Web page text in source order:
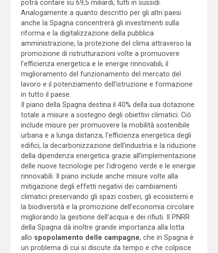
potrà contare su 69,5 miliardi, tutti in sussidi.
Analogamente a quanto descritto per gli altri paesi.
anche la Spagna concentrerà gli investimenti sulla
riforma e la digitalizzazione della pubblica
amministrazione, la protezione del clima attraverso la
promozione di ristrutturazioni volte a promuovere
l’efficienza energetica e le energie rinnovabili, il
miglioramento del funzionamento del mercato del
lavoro e il potenziamento dell’istruzione e formazione
in tutto il paese.
Il piano della Spagna destina il 40% della sua dotazione
totale a misure a sostegno degli obiettivi climatici. Ciò
include misure per promuovere la mobilità sostenibile
urbana e a lunga distanza, l’efficienza energetica degli
edifici, la decarbonizzazione dell’industria e la riduzione
della dipendenza energetica grazie all’implementazione
delle nuove tecnologie per l’idrogeno verde e le energie
rinnovabili. Il piano include anche misure volte alla
mitigazione degli effetti negativi dei cambiamenti
climatici preservando gli spazi costieri, gli ecosistemi e
la biodiversità e la promozione dell’economia circolare
migliorando la gestione dell’acqua e dei rifiuti. Il PNRR
della Spagna dà inoltre grande importanza alla lotta
allo spopolamento delle campagne, che in Spagna è
un problema di cui si discute da tempo e che colpisce